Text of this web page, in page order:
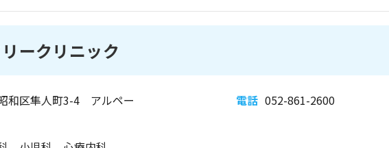
ークリニック
和区隼人町3-4 アルペー
電話 052-861-2600